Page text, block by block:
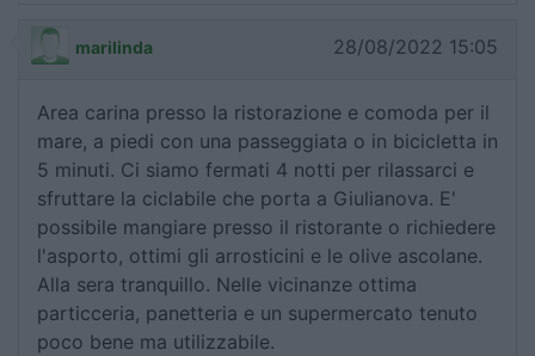
marilinda 28/08/2022 15:05
Area carina presso la ristorazione e comoda per il
mare, a piedi con una passeggiata o in bicicletta in
5 minuti. Ci siamo fermati 4 notti per rilassarci e
sfruttare la ciclabile che porta a Giulianova. E'
possibile mangiare presso il ristorante o richiedere
l'asporto, ottimi gli arrosticini e le olive ascolane.
Alla sera tranquillo. Nelle vicinanze ottima
particceria, panetteria e un supermercato tenuto
poco bene ma utilizzabile.